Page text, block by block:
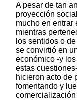
A pesar de tan
proyección
mucho en entrar
mientras
los sentidos o
se convirtió en
económico -y
estas
hicieron acto de
fomentando y